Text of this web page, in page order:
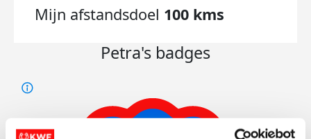
Mijn afstandsdoel 100 kms
Petra's badges